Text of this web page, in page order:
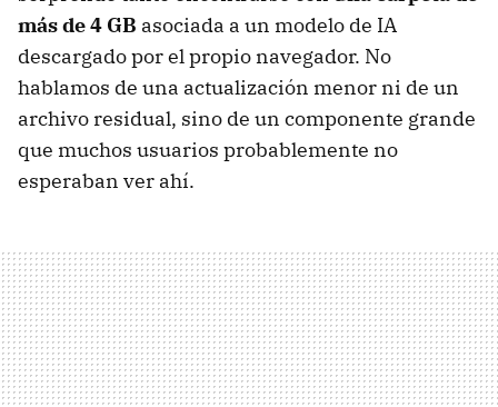
más de 4 GB asociada a un modelo de IA
descargado por el propio navegador. No
hablamos de una actualización menor ni de un
archivo residual, sino de un componente grande
que muchos usuarios probablemente no
esperaban ver ahí.